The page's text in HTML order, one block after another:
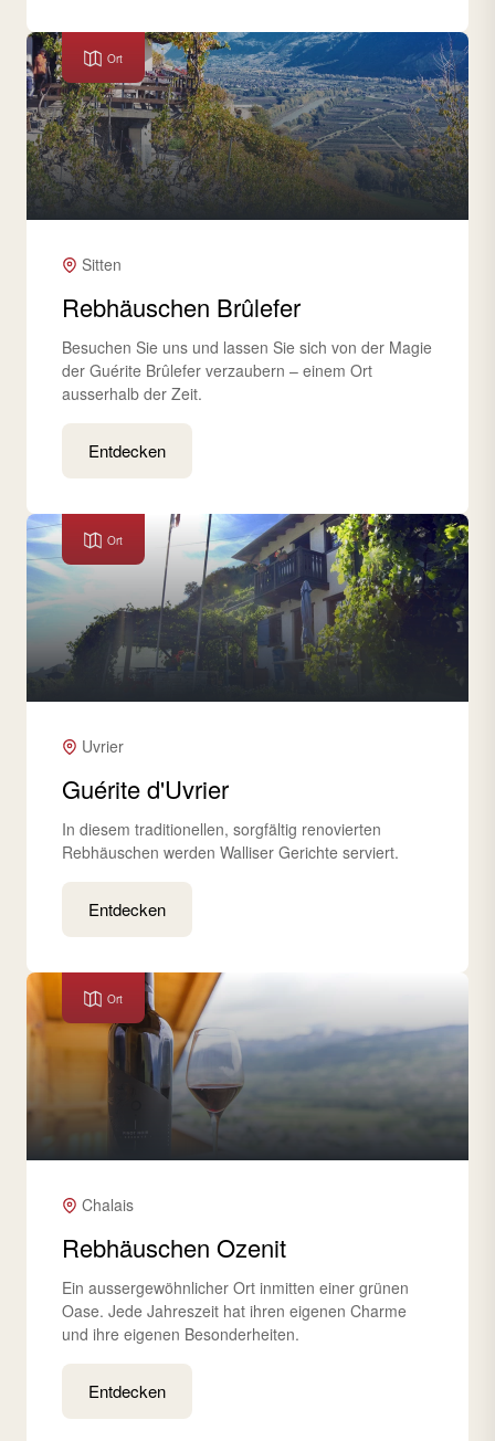
Ort
Sitten
Rebhäuschen Brûlefer
Besuchen Sie uns und lassen Sie sich von der Magie
der Guérite Brûlefer verzaubern – einem Ort
ausserhalb der Zeit.
Entdecken
Ort
Uvrier
Guérite d'Uvrier
In diesem traditionellen, sorgfältig renovierten
Rebhäuschen werden Walliser Gerichte serviert.
Entdecken
Ort
Chalais
Rebhäuschen Ozenit
Ein aussergewöhnlicher Ort inmitten einer grünen
Oase. Jede Jahreszeit hat ihren eigenen Charme
und ihre eigenen Besonderheiten.
Entdecken